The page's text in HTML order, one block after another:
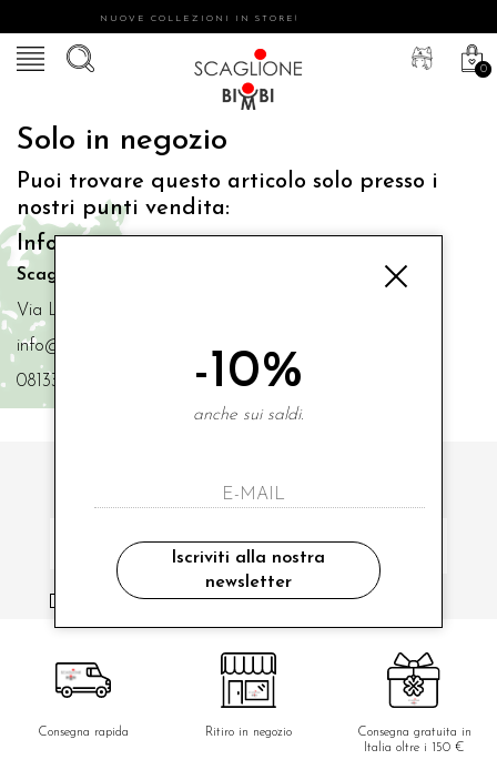
NUOVE COLLEZIONI IN STORE!
0
Solo in negozio
Puoi trovare questo articolo solo presso i
nostri punti vendita:
Info contatti
Scaglione Bimbi di Iacono Maria Angela
Via Luigi Mazzella,73 80077 Ischia
info@scaglionebimbi.com
0813331162
ISCRIVITI ALLA NOSTRA NEWSLETTER
ho letto ed accettato le condizioni sulla privacy.
Consegna rapida Ritiro in negozio
Consegna gratuita in
Italia oltre i 150 €
-10%
anche sui saldi.
Iscriviti alla nostra
newsletter